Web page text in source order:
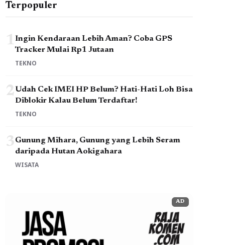
Terpopuler
1Ingin Kendaraan Lebih Aman? Coba GPS
Tracker Mulai Rp1 Jutaan
TEKNO
2Udah Cek IMEI HP Belum? Hati-Hati Loh Bisa
Diblokir Kalau Belum Terdaftar!
TEKNO
3Gunung Mihara, Gunung yang Lebih Seram
daripada Hutan Aokigahara
WISATA
AD